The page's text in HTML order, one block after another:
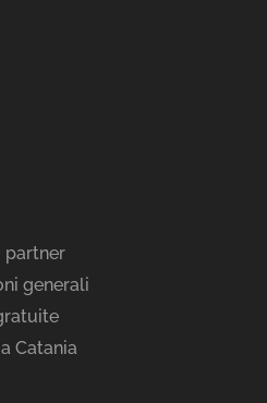
partner
generali
Catania